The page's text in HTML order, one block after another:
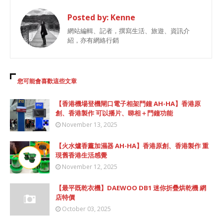
Posted by: Kenne
網站編輯、記者，撰寫生活、旅遊、資訊介
紹，亦有網絡行銷
您可能會喜歡這些文章
【香港機場登機閘口電子相架門鐘 AH-HA】香港原
創、香港製作 可以播片、睇相＋門鐘功能
November 13, 2025
【火水爐香薰加濕器 AH-HA】香港原創、香港製作 重
現舊香港生活感覺
November 12, 2025
【最平既乾衣機】DAEWOO DB1 迷你折疊烘乾機 網
店特價
October 03, 2025